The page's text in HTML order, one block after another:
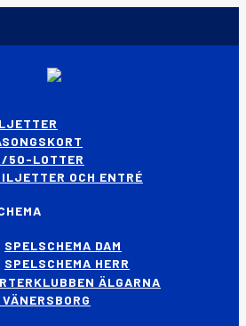
50-LOTTER
OCH ENTRÉ
SPELSCHEMA DAM
SPELSCHEMA HERR
ÄLGARNA